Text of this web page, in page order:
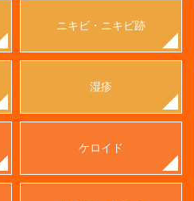
ニキビ・ニキビ跡
湿疹
ケロイド